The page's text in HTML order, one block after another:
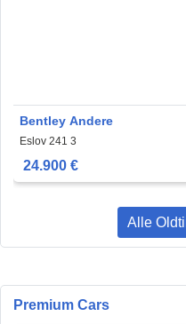
Bentley Andere
Eslov 241 3
24.900 €
Alle
Premium Cars